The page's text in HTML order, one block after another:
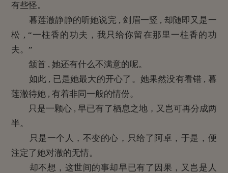
有些怪。
暮莲澈静静的听她说完 , 剑眉一竖 , 却随即又是一
松 , “一柱香的功夫，我只给你留在那里一柱香的功
夫。”
颔首 , 她还有什么不满意的呢。
如此 , 已是她最大的开心了。她果然没有看错 , 暮
莲澈待她 , 有着非同一般的情份。
只是一颗心 , 早已有了栖息之地，又岂可再分成两
半。
只是一个人，不变的心，只给了阿卓，于是，便
注定了她对澈的无情。
却不想，这世间的事却早已有了因果，又岂是人